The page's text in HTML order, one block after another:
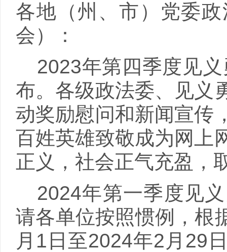
各地（州、市）党委
会）：
2023年第四季度见
布。各级政法委、见义
动奖励慰问和新闻宣传
百姓英雄致敬成为网上
正义，社会正气充盈，
2024年第一季度见
请各单位按照惯例，根
月 1 日至2024年2 月 29